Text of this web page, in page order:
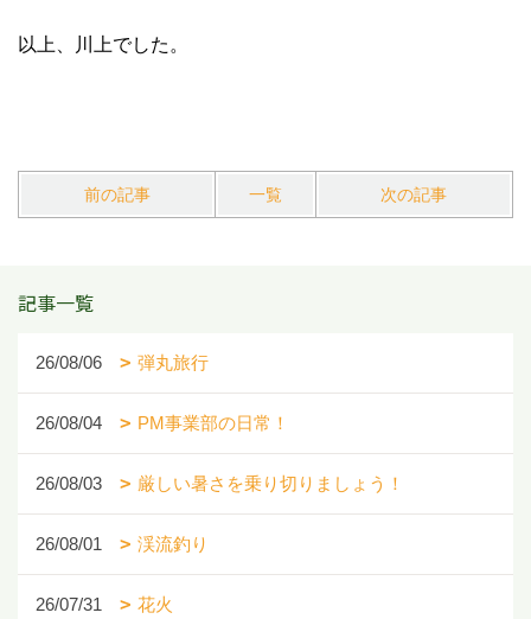
以上、川上でした。
前の記事 一覧 次の記事
記事一覧
26/08/06 弾丸旅行
26/08/04 PM事業部の日常！
26/08/03 厳しい暑さを乗り切りましょう！
26/08/01 渓流釣り
26/07/31 花火